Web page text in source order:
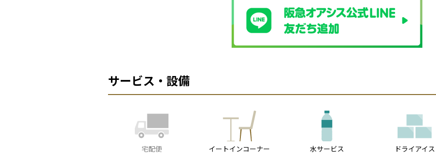
サービス・設備
宅配便 イートインコーナー 水サービス ドライアイス